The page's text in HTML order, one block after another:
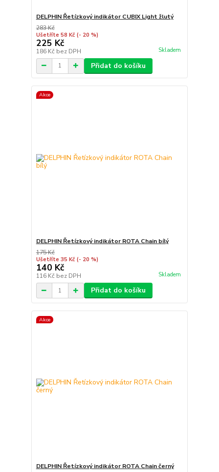
DELPHIN Řetízkový indikátor CUBIX Light žlutý
283 Kč
Ušetříte 58 Kč (- 20 %)
225 Kč
186 Kč bez DPH Skladem
Přidat do košíku
Akce
DELPHIN Řetízkový indikátor ROTA Chain bílý
175 Kč
Ušetříte 35 Kč (- 20 %)
140 Kč
116 Kč bez DPH Skladem
Přidat do košíku
Akce
DELPHIN Řetízkový indikátor ROTA Chain černý